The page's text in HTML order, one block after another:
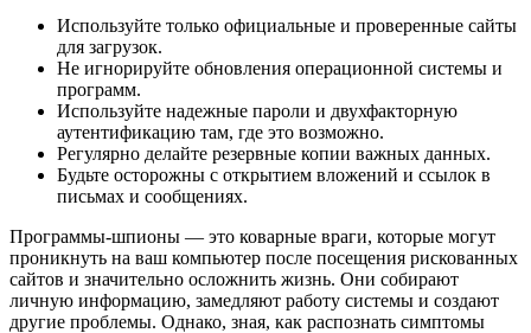
Используйте только официальные и проверенные сайты
для загрузок.
Не игнорируйте обновления операционной системы и
программ.
Используйте надежные пароли и двухфакторную
аутентификацию там, где это возможно.
Регулярно делайте резервные копии важных данных.
Будьте осторожны с открытием вложений и ссылок в
письмах и сообщениях.
Программы-шпионы — это коварные враги, которые могут
проникнуть на ваш компьютер после посещения рискованных
сайтов и значительно осложнить жизнь. Они собирают
личную информацию, замедляют работу системы и создают
другие проблемы. Однако, зная, как распознать симптомы